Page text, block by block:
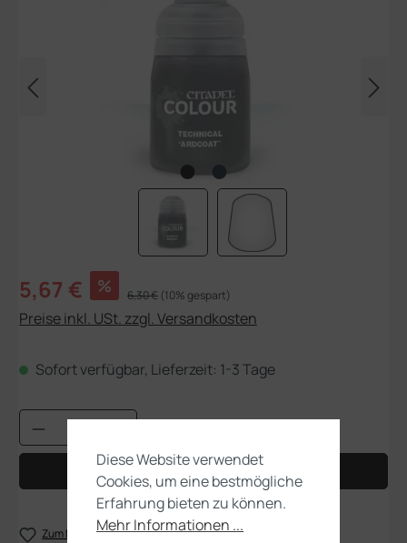
Verkaufspreis:
5,67 € % Regulärer Preis:
6,30 € (10% gespart)
Preise inkl. USt. zzgl. Versandkosten
Sofort verfügbar, Lieferzeit: 1-3 Tage
Produkt Anzahl: Gib den gewünschten
In den Warenkorb
Zum Merkzettel hinzufügen
Diese Website verwendet
Cookies, um eine bestmögliche
Erfahrung bieten zu können.
Mehr Informationen ...